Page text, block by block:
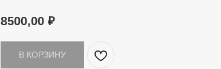
8500,00 ₽
В КОРЗИНУ